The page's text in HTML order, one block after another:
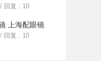
/ 回复 : 10
上海配眼镜
/ 回复 : 10